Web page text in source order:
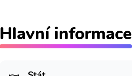
Hlavní informace